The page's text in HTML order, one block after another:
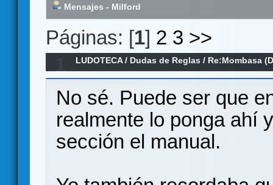
Mensajes - Milford
Páginas: [1] 2 3 >>
LUDOTECA/ Dudas de Reglas / Re:Mombasa
No sé. Puede ser que
realmente lo ponga ahí
sección el manual.